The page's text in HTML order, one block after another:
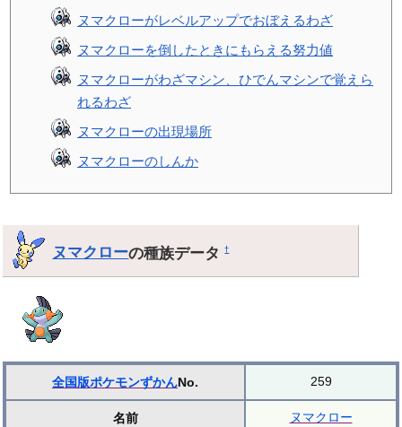
ヌマクローがレベルアップでおぼえるわざ
ヌマクローを倒したときにもらえる努力値
ヌマクローがわざマシン、ひでんマシンで覚えら
れるわざ
ヌマクローの出現場所
ヌマクローのしんか
ヌマクローの種族データ†
全国版ポケモンずかんNo. 259
名前 ヌマクロー